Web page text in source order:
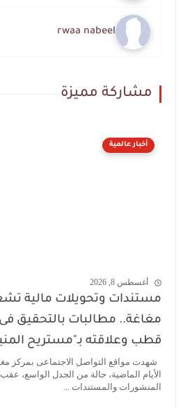
rwaa nabeel
مشاركة مميزة
أخبار عالمية
أغسطس 8, 2026
مستندات وتحويلات مالية
مغاغة.. مطالبات بالتحقيق
قطب وعلاقته بـ"مستريح
شهدت مواقع التواصل الاجتماعى بمركز
الأيام الماضية، حالة من الجدل الواسع،
المنشورات والمستندات ...